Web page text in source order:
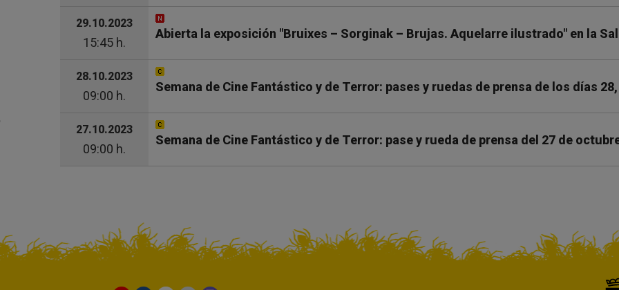
29.10.2023
15:45 h.
Abierta la exposición "Bruixes – Sorginak – Brujas. Aquelarre ilustrado" en la
28.10.2023
09:00 h.
Semana de Cine Fantástico y de Terror: pases y ruedas de prensa de los días
27.10.2023
09:00 h.
Semana de Cine Fantástico y de Terror: pase y rueda de prensa del 27 de